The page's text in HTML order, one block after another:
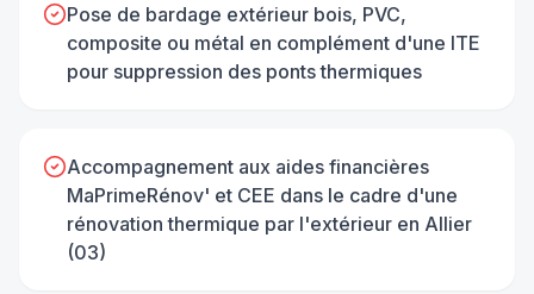
Pose de bardage extérieur bois, PVC,
composite ou métal en complément d'une ITE
pour suppression des ponts thermiques
Accompagnement aux aides financières
MaPrimeRénov' et CEE dans le cadre d'une
rénovation thermique par l'extérieur en Allier
(03)